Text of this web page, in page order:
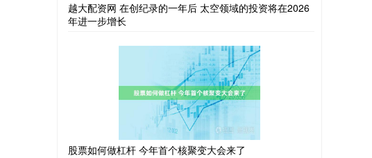
越大配资网 在创纪录的一年后 太空领域的投资将在2026
年进一步增长
股票如何做杠杆 今年首个核聚变大会来了